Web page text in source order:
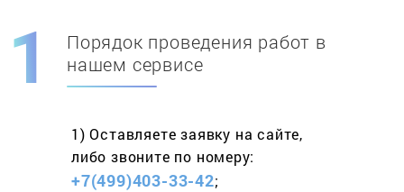
Скидка при первомзаказе на адрес
составит 15%
Работаем более 10 лет
весь спектр услуг
Порядок проведения работ в
нашем сервисе
1) Оставляете заявку на сайте,
либо звоните по номеру:
+7(499)403-33-42;